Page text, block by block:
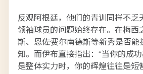
反观阿根廷，他们的青训同样不乏
领袖球员的问题始终存在。在梅西
斯、恩佐·费尔南德斯等新秀是否
知。而伊布直接指出：“当你的成
是整体实力时，你的辉煌往往是短